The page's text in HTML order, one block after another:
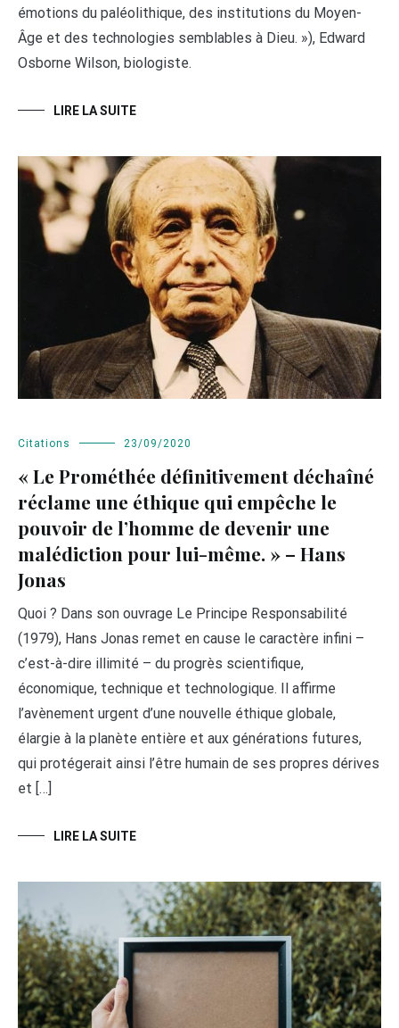
émotions du paléolithique, des institutions du Moyen-
Âge et des technologies semblables à Dieu. »), Edward
Osborne Wilson, biologiste.
LIRE LA SUITE
Citations 23/09/2020
« Le Prométhée définitivement déchaîné
réclame une éthique qui empêche le
pouvoir de l’homme de devenir une
malédiction pour lui-même. » – Hans
Jonas
Quoi ? Dans son ouvrage Le Principe Responsabilité
(1979), Hans Jonas remet en cause le caractère infini –
c’est-à-dire illimité – du progrès scientifique,
économique, technique et technologique. Il affirme
l’avènement urgent d’une nouvelle éthique globale,
élargie à la planète entière et aux générations futures,
qui protégerait ainsi l’être humain de ses propres dérives
et […]
LIRE LA SUITE